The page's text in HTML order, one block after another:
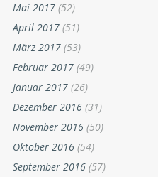
Mai 2017 (52)
April 2017 (51)
März 2017 (53)
Februar 2017 (49)
Januar 2017 (26)
Dezember 2016 (31)
November 2016 (50)
Oktober 2016 (54)
September 2016 (57)